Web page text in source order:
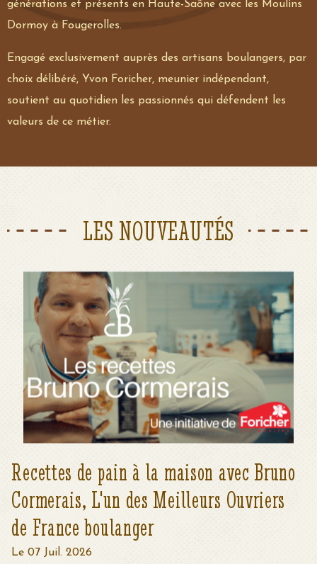
générations et présents en Haute-Saône avec les Moulins
Dormoy à Fougerolles.
Engagé exclusivement auprès des artisans boulangers, par
choix délibéré, Yvon Foricher, meunier indépendant,
soutient au quotidien les passionnés qui défendent les
valeurs de ce métier.
LES NOUVEAUTÉS
Recettes de pain à la maison avec Bruno
Cormerais, L'un des Meilleurs Ouvriers
de France boulanger
Le 07 Juil. 2026